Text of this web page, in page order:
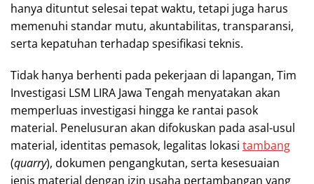
hanya dituntut selesai tepat waktu, tetapi juga harus
memenuhi standar mutu, akuntabilitas, transparansi,
serta kepatuhan terhadap spesifikasi teknis.
Tidak hanya berhenti pada pekerjaan di lapangan, Tim
Investigasi LSM LIRA Jawa Tengah menyatakan akan
memperluas investigasi hingga ke rantai pasok
material. Penelusuran akan difokuskan pada asal-usul
material, identitas pemasok, legalitas lokasi tambang
(quarry), dokumen pengangkutan, serta kesesuaian
jenis material dengan izin usaha pertambangan yang